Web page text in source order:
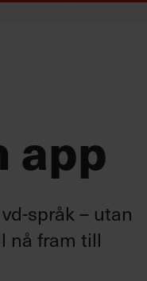
app
språk – utan
nå fram till